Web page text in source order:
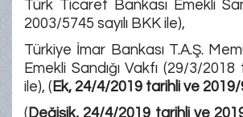
Türk Ticaret Bankası Emekli
2003/5745 sayılı BKK ile),
Türkiye İmar Bankası T.A.Ş.
Emekli Sandığı Vakfı (29/3/
ile), ( Ek, 24/4/2019 tarihli ve 2019/
( Değişik, 24/4/2019 tarihli ve